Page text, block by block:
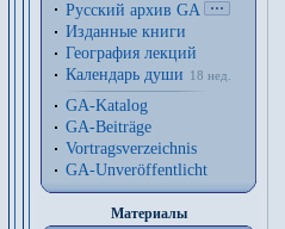
Русский архив GA
Изданные книги
География лекций
Календарь души
18 нед.
GA-Katalog
GA-Beiträge
Vortragsverzeichnis
GA-Unveröffentlicht
Материалы